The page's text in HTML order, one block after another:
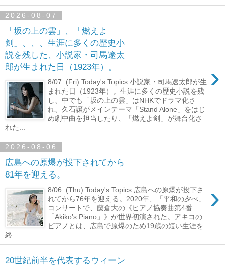
2026-08-07
「坂の上の雲」、「燃えよ
剣」、、、生涯に多くの歴史小
説を残した、小説家・司馬遼太
郎が生まれた日（1923年）。
›
8/07 (Fri) Today's Topics 小説家・司馬遼太郎が生
まれた日（1923年）。生涯に多くの歴史小説を残
し、中でも「坂の上の雲」はNHKでドラマ化さ
れ、久石譲がメインテーマ「Stand Alone」をはじ
め劇中曲を担当したり、「燃えよ剣」が舞台化さ
れた...
2026-08-06
広島への原爆が投下されてから
81年を迎える。
›
8/06 (Thu) Today's Topics 広島への原爆が投下さ
れてから76年を迎える。2020年、「平和の夕べ」
コンサートで、藤倉大の《ピアノ協奏曲第4番
「Akiko’s Piano」》が世界初演された。アキコの
ピアノとは、広島で原爆のため19歳の短い生涯を
終...
20世紀前半を代表するウィーン